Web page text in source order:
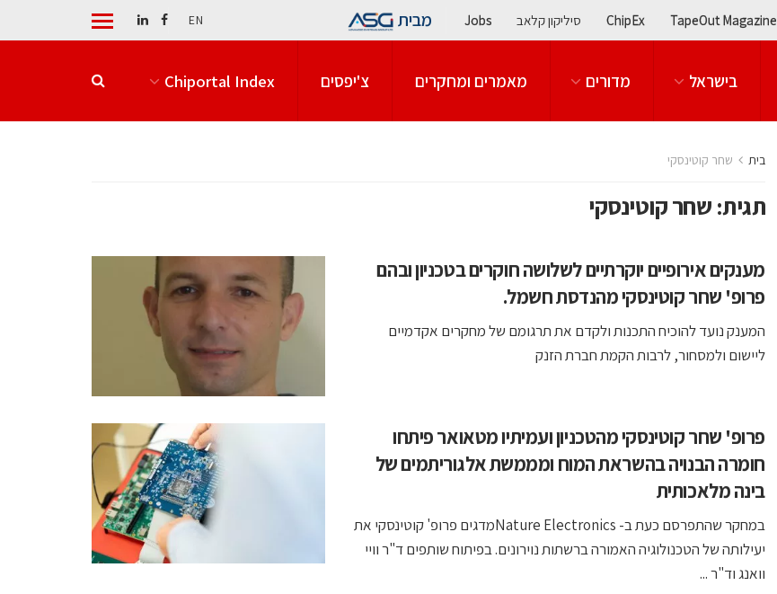
TapeOut Magazine
ChipEx סיליקון קלאב Jobs מבית EN
בישראל מדורים מאמרים ומחקרים צ'יפסים Chiportal Index
בית שחר קוטינסקי
תגית: שחר קוטינסקי
מענקים אירופיים יוקרתיים לשלושה חוקרים בטכניון ובהם
פרופ' שחר קוטינסקי מהנדסת חשמל.
המענק נועד להוכיח התכנות ולקדם את תרגומם של מחקרים אקדמיים
ליישום ולמסחור, לרבות הקמת חברת הזנק
פרופ' שחר קוטינסקי מהטכניון ועמיתיו מטאואר פיתחו
חומרה הבנויה בהשראת המוח ומממשת אלגוריתמים של
בינה מלאכותית
במחקר שהתפרסם כעת ב- Nature Electronicsמדגים פרופ' קוטינסקי את
יעילותה של הטכנולוגיה האמורה ברשתות נוירונים. בפיתוח שותפים ד"ר וויי
וואנג וד"ר ...